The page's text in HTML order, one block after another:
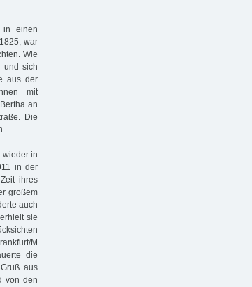
in einen
war
Wie
und sich
aus der
mit
an
Die
wieder in
in der
ihres
großem
auch
sie
M
die
aus
von den